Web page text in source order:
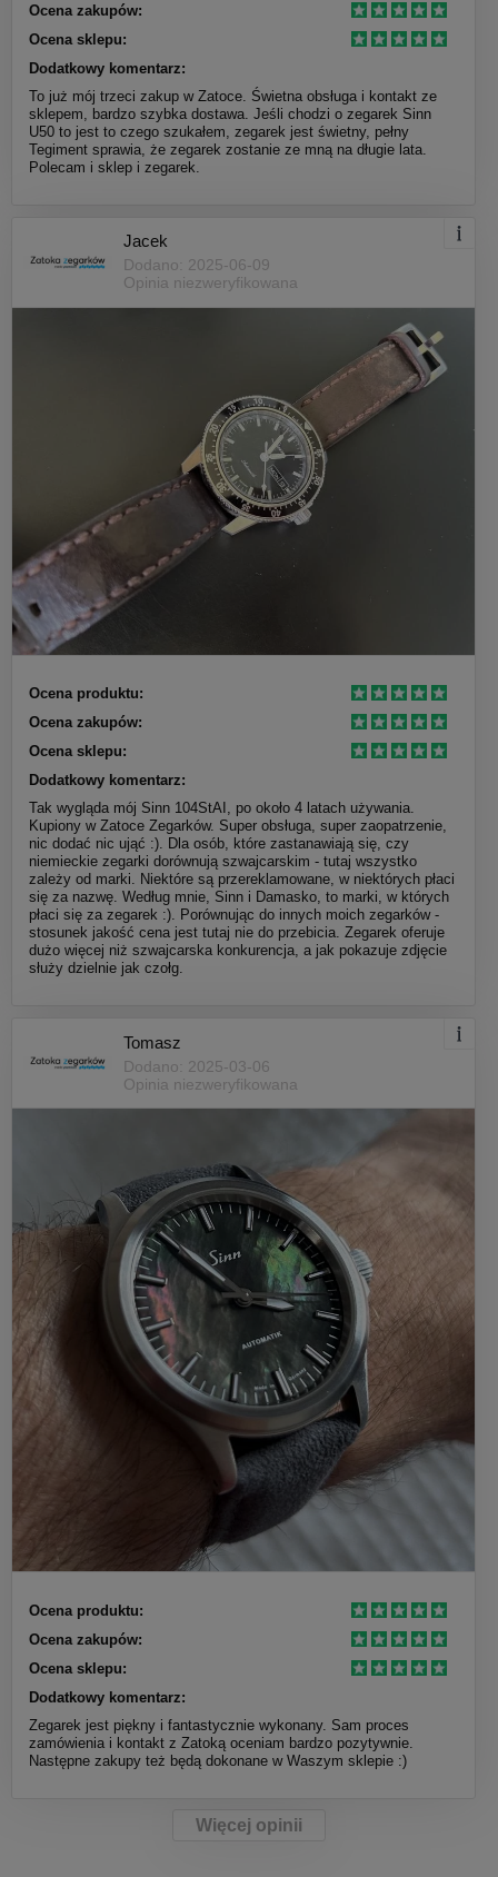
Ocena zakupów:
Ocena sklepu:
Dodatkowy komentarz:
To już mój trzeci zakup w Zatoce. Świetna obsługa i kontakt ze
sklepem, bardzo szybka dostawa. Jeśli chodzi o zegarek Sinn
U50 to jest to czego szukałem, zegarek jest świetny, pełny
Tegiment sprawia, że zegarek zostanie ze mną na długie lata.
Polecam i sklep i zegarek.
Jacek
Dodano: 2025-06-09
Opinia niezweryfikowana
Ocena produktu:
Ocena zakupów:
Ocena sklepu:
Dodatkowy komentarz:
Tak wygląda mój Sinn 104StAI, po około 4 latach używania.
Kupiony w Zatoce Zegarków. Super obsługa, super zaopatrzenie,
nic dodać nic ująć :). Dla osób, które zastanawiają się, czy
niemieckie zegarki dorównują szwajcarskim - tutaj wszystko
zależy od marki. Niektóre są przereklamowane, w niektórych płaci
się za nazwę. Według mnie, Sinn i Damasko, to marki, w których
płaci się za zegarek :). Porównując do innych moich zegarków -
stosunek jakość cena jest tutaj nie do przebicia. Zegarek oferuje
dużo więcej niż szwajcarska konkurencja, a jak pokazuje zdjęcie
służy dzielnie jak czołg.
Tomasz
Dodano: 2025-03-06
Opinia niezweryfikowana
Ocena produktu:
Ocena zakupów:
Ocena sklepu:
Dodatkowy komentarz:
Zegarek jest piękny i fantastycznie wykonany. Sam proces
zamówienia i kontakt z Zatoką oceniam bardzo pozytywnie.
Następne zakupy też będą dokonane w Waszym sklepie :)
Więcej opinii